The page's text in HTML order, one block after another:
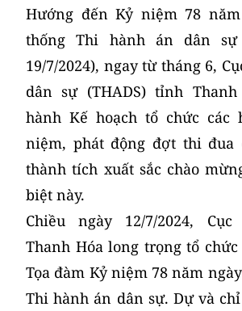
Hướng đến Kỷ niệm 78
thống Thi hành án dân sự
19/7/2024), ngay từ tháng 6,
dân sự (THADS) tỉnh
hành Kế hoạch tổ chức các
niệm, phát động đợt thi đua
thành tích xuất sắc chào
biệt này.
Chiều ngày 12/7/2024,
Thanh Hóa long trọng tổ
Tọa đàm Kỷ niệm 78 năm
Thi hành án dân sự. Dự và